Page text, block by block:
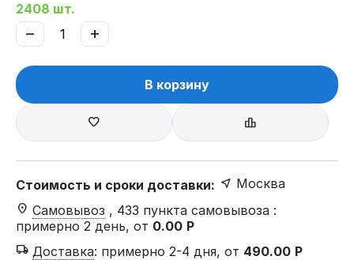
2408 шт.
+
−
В корзину
Стоимость и сроки доставки:
Москва
Самовывоз , 433 пункта самовывоза :
примерно 2 день, от 0.00 Р
Доставка: примерно 2-4 дня, от 490.00 Р